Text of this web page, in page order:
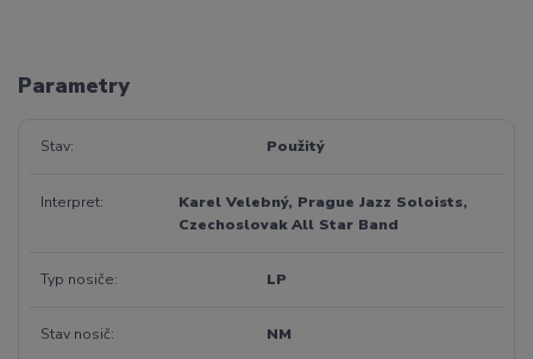
Parametry
Stav Použitý
Interpret
Karel Velebný, Prague Jazz Soloists,
Czechoslovak All Star Band
Typ nosiče LP
Stav nosič NM